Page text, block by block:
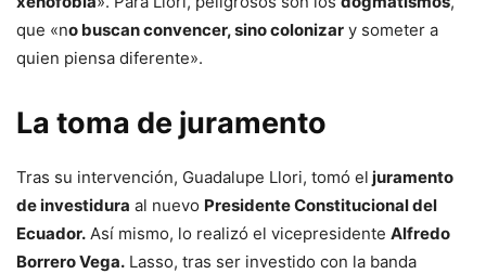
que «no buscan convencer, sino colonizar y someter a
quien piensa diferente».
La toma de juramento
Tras su intervención, Guadalupe Llori, tomó el juramento
de investidura al nuevo Presidente Constitucional del
Ecuador. Así mismo, lo realizó el vicepresidente Alfredo
Borrero Vega. Lasso, tras ser investido con la banda